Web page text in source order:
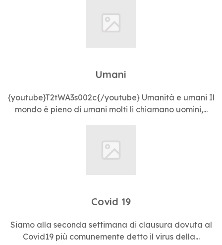
Umani
{youtube}T2tWA3s002c{/youtube} Umanità e umani Il
mondo è pieno di umani molti li chiamano uomini,...
Covid 19
Siamo alla seconda settimana di clausura dovuta al
Covid19 più comunemente detto il virus della...